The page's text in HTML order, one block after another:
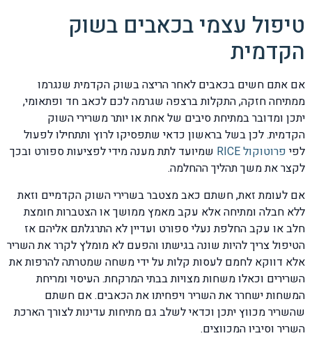
טיפול עצמי בכאבים בשוק
הקדמית
אם אתם חשים בכאבים לאחר הריצה בשוק הקדמית שנגרמו
ממתיחה חזקה, התקלות ברצפה שגרמה לכם לכאב חד ופתאומי,
יתכן ומדובר במתיחת סיבים של אחת או יותר משרירי השוק
הקדמית. לכן בשל בראשון כדאי שתפסיקו לרוץ ותתחילו לפעול
לפי פרוטוקול RICE
שמיועד לתת מענה מידי לפציעות ספורט ובכך
לקצר את משך תהליך ההחלמה.
אם לעומת זאת, חשתם כאב מצטבר בשרירי השוק הקדמיים וזאת
ללא חבלה ומתיחה אלא עקב מאמץ ממושך או הצטברות חומצת
חלב או עקב החלפת נעלי ספורט ועדיין לא התרגלתם אליהם אז
הטיפול צריך להיות שונה בגישתו והפעם לא מומלץ לקרר את השריר
אלא דווקא לחמם לעסות קלות על ידי משחה שמטרתה להרפות את
השרירים וכאלו משחות מצויות בבתי המרקחת. העיסוי ומריחת
המשחות ישחרר את השריר ויפחיתו את הכאבים. אם חשתם
שהשריר מכווץ יתכן וכדאי לשלב גם מתיחות עדינות לצורך הארכת
השריר וסיביו המכווצים.